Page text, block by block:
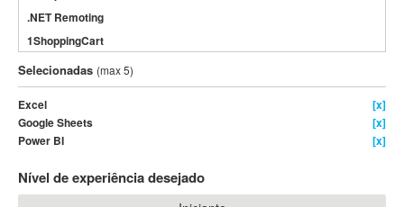
.NET Remoting
1ShoppingCart
3DS Max
3GSM
4D Dimension
802.11
A-GPS
Selecionadas (max 5)
Excel
[x]
Google Sheets
[x]
Power BI
[x]
Nível de experiência desejado